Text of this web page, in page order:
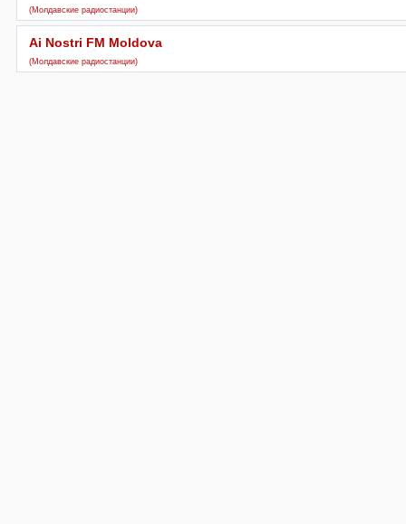
(Молдавские радиостанции)
Ai Nostri FM Moldova
(Молдавские радиостанции)